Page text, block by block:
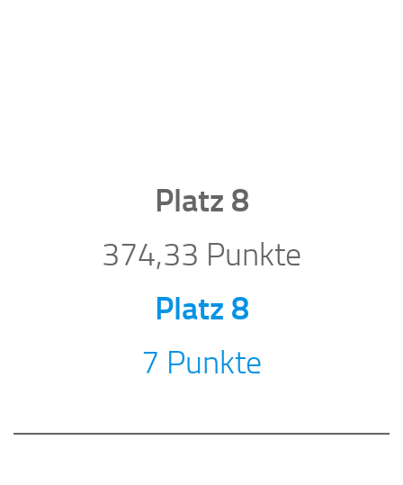
Platz 8
374,33 Punkte
Platz 8
7 Punkte